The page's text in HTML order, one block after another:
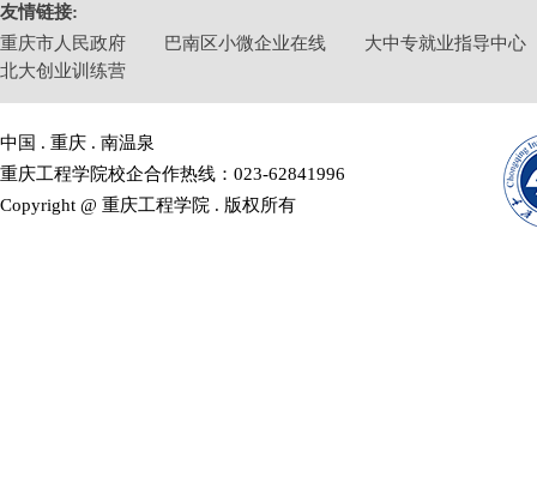
友情链接:
重庆市人民政府
巴南区小微企业在线
大中专就业指导中心
北大创业训练营
中国 . 重庆 . 南温泉
重庆工程学院校企合作热线：023-62841996
Copyright @ 重庆工程学院 . 版权所有